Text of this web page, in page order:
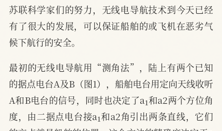
苏联科学家们的努力，无线电导航技术到今天已经
有了很大的发展，可以保证船舶的或飞机在恶劣气
候下航行的安全。
最初的无线电导航用“测角法”，陆上有两个已知
的据点电台A及B（图1），船舶电台用定向天线收听
A和B电台的信号，同时也决定了a1和a2两个方位角
度，由二据点电台接a 1和a2角引出两条直线，它们